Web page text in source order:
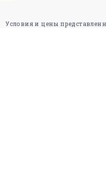
Условия и цены